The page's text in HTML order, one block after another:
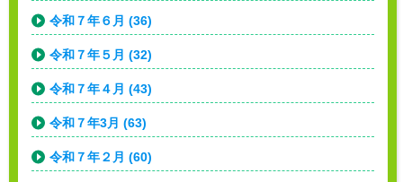
令和７年６月 (36)
令和７年５月 (32)
令和７年４月 (43)
令和７年3月 (63)
令和７年２月 (60)